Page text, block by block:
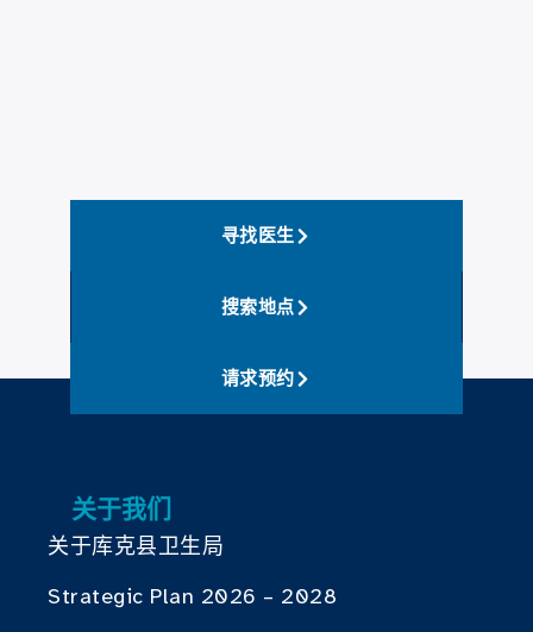
寻找医生
搜索地点
请求预约
关于我们
关于库克县卫生局
Strategic Plan 2026 – 2028